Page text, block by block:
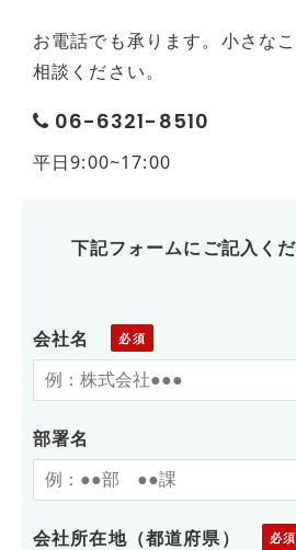
お電話でも承ります。小さな
相談ください。
06-6321-8510
平日9:00~17:00
下記フォームにご記入く
会社名
部署名
会社所在地（都道府県）